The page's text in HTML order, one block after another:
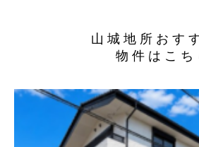
山城地所おす
物件はこち